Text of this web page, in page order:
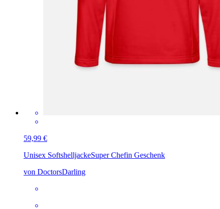
59,99 €
Unisex SoftshelljackeSuper Chefin Geschenk
von DoctorsDarling